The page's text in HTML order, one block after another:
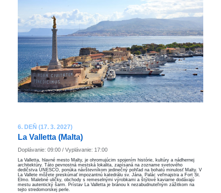
6. DEŇ (17. 3. 2027)
La Valletta (Malta)
Doplávanie: 09:00 / Vyplávanie: 17:00
La Valletta, hlavné mesto Malty, je ohromujúcim spojením histórie, kultúry a nádhernej
architektúry. Táto pevnostná mestská lokalita, zapísaná na zozname svetového
dedičstva UNESCO, ponúka návštevníkom jedinečný pohľad na bohatú minulosť Malty. V
La Vallete môžete preskúmať impozantnú katedrálu sv. Jána, Palác veľmajstra a Fort St.
Elmo. Malebné uličky, obchody s remeselnými výrobkami a štýlové kaviarne dodávajú
mestu autentický šarm. Prístav La Valletta je bránou k nezabudnuteľným zážitkom na
tejto stredomorskej perle.